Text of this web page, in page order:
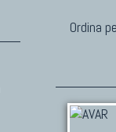
Ordina